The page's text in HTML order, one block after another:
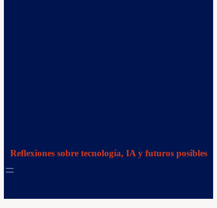
Reflexiones sobre tecnología, IA y futuros posibles